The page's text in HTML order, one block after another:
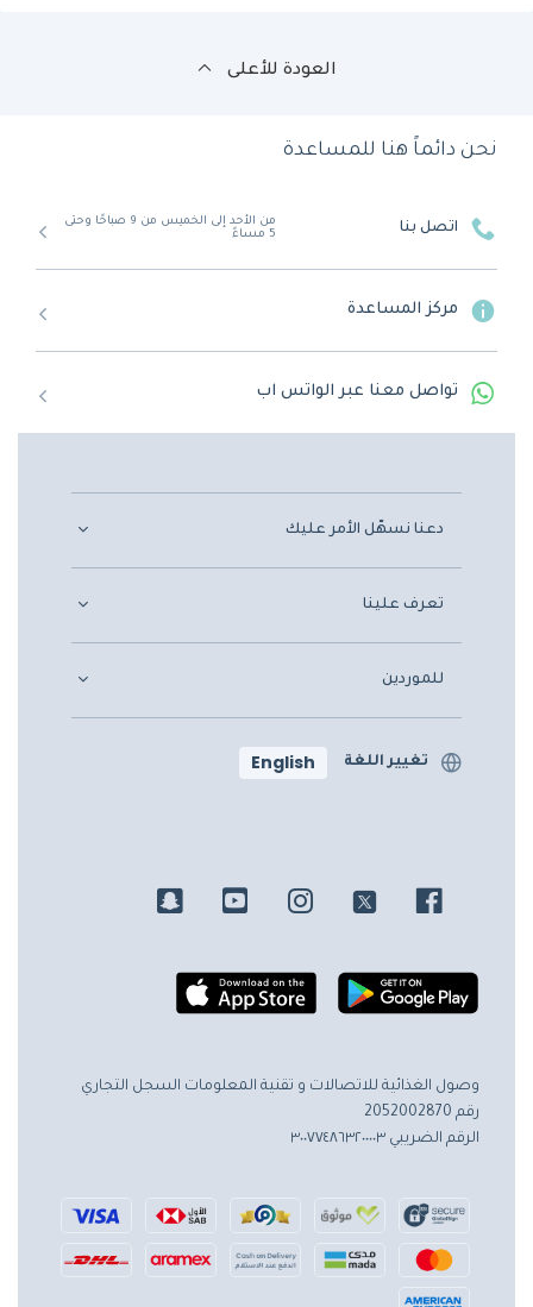
العودة للأعلى
نحن دائماً هنا للمساعدة
اتصل بنا
من الأحد إلى الخميس من 9 صباحًا وحتى
5 مساءً
مركز المساعدة
تواصل معنا عبر الواتس اب
دعنا نسهّل الأمر عليك
تعرف علينا
للموردين
تغيير اللغة English
وصول الغذائية للاتصالات و تقنية المعلومات السجل التجاري
رقم 2052002870
الرقم الضريبي ٣٠٠٧٧٤٨٦٣٢٠٠٠٠٣